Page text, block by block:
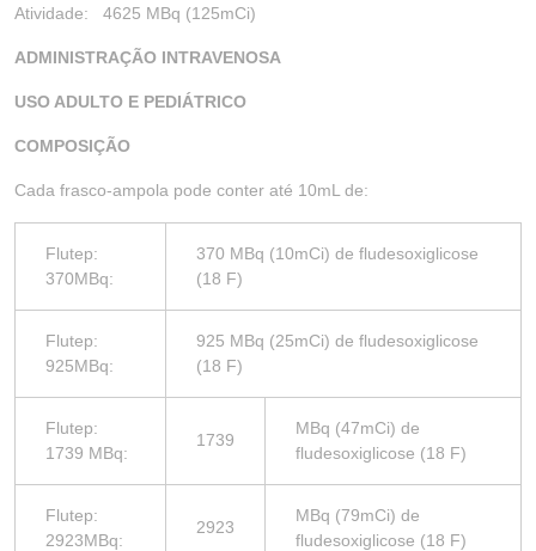
Atividade: 4625 MBq (125mCi)
ADMINISTRAÇÃO INTRAVENOSA
USO ADULTO E PEDIÁTRICO
COMPOSIÇÃO
Cada frasco-ampola pode conter até 10mL de:
Flutep:
370MBq:
370 MBq (10mCi) de fludesoxiglicose
(18 F)
Flutep:
925MBq:
925 MBq (25mCi) de fludesoxiglicose
(18 F)
Flutep:
1739 MBq:
1739
MBq (47mCi) de
fludesoxiglicose (18 F)
Flutep:
2923MBq:
2923
MBq (79mCi) de
fludesoxiglicose (18 F)